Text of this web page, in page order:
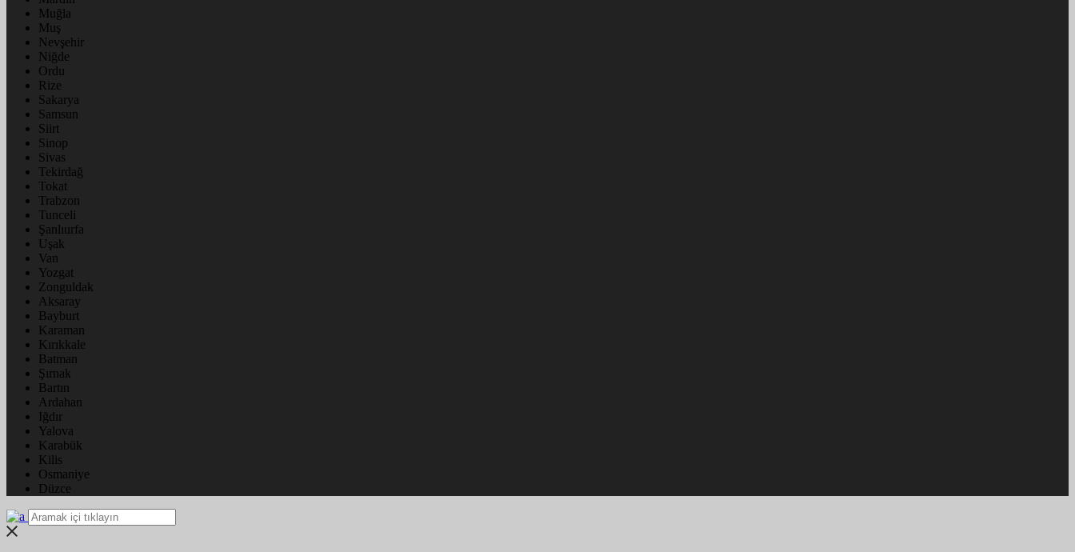
Muğla
Muş
Nevşehir
Niğde
Ordu
Rize
Sakarya
Samsun
Siirt
Sinop
Sivas
Tekirdağ
Tokat
Trabzon
Tunceli
Şanlıurfa
Uşak
Van
Yozgat
Zonguldak
Aksaray
Bayburt
Karaman
Kırıkkale
Batman
Şırnak
Bartın
Ardahan
Iğdır
Yalova
Karabük
Kilis
Osmaniye
Düzce